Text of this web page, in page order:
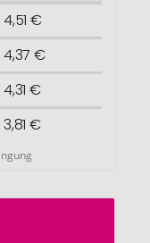
4,51 €
4,37 €
4,31 €
3,81 €